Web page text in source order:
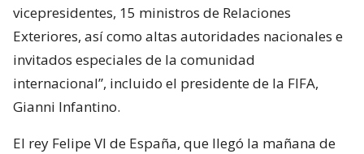
vicepresidentes, 15 ministros de Relaciones
Exteriores, así como altas autoridades nacionales e
invitados especiales de la comunidad
internacional”, incluido el presidente de la FIFA,
Gianni Infantino.
El rey Felipe VI de España, que llegó la mañana de